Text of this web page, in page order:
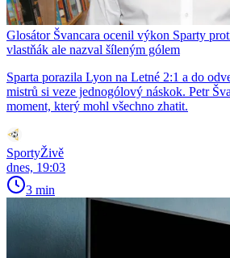
Glosátor Švancara ocenil výkon Sparty
vlastňák ale nazval šíleným gólem
Sparta porazila Lyon na Letné 2:1 a do
mistrů si veze jednogólový náskok. Petr
moment, který mohl všechno zhatit.
SportyŽivě
dnes, 19:03
3 min